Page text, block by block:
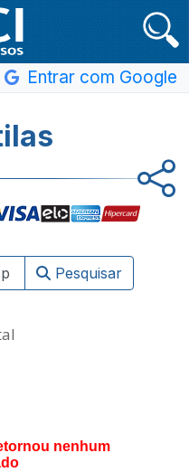
Entrar com Google
Pesquisar
nenhum